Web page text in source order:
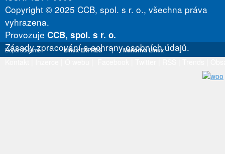
Copyright © 2025 CCB, spol. s r. o., všechna práva
vyhrazena.
Provozuje CCB, spol. s r. o.
Zásady zpracování a ochrany osobních údajů.
Doporučujeme Linux EXPRES | Mandriva Linux